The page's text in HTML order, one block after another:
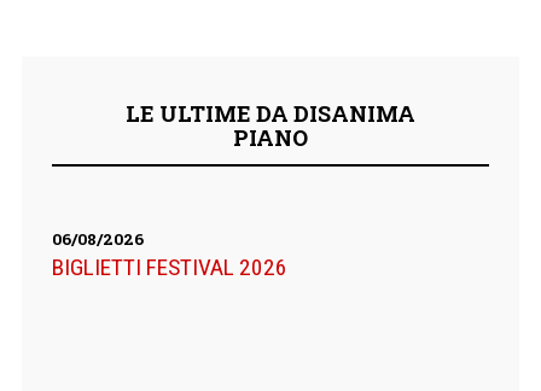
LE ULTIME DA DISANIMA
PIANO
06/08/2026
BIGLIETTI FESTIVAL 2026